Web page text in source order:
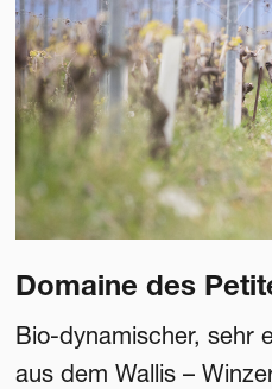
Domaine des
Bio-dynamischer, sehr
aus dem Wallis –